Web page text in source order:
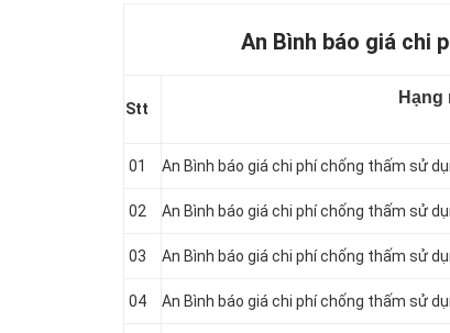
An Bình báo giá chi
Stt
Hạng
01 An Bình báo giá chi phí chống thấm sử
02 An Bình báo giá chi phí chống thấm sử
03 An Bình báo giá chi phí chống thấm sử
04 An Bình báo giá chi phí chống thấm sử